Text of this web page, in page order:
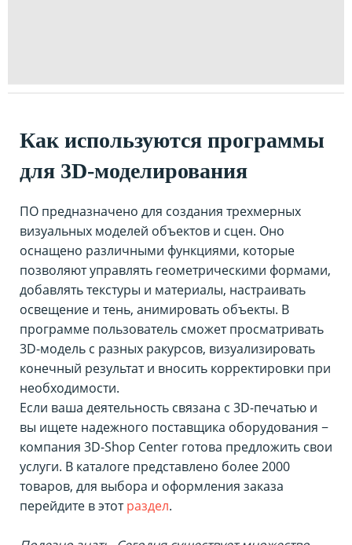
Как используются программы
для 3D-моделирования
ПО предназначено для создания трехмерных
визуальных моделей объектов и сцен. Оно
оснащено различными функциями, которые
позволяют управлять геометрическими формами,
добавлять текстуры и материалы, настраивать
освещение и тень, анимировать объекты. В
программе пользователь сможет просматривать
3D-модель с разных ракурсов, визуализировать
конечный результат и вносить корректировки при
необходимости.
Если ваша деятельность связана с 3D-печатью и
вы ищете надежного поставщика оборудования −
компания 3D-Shop Center готова предложить свои
услуги. В каталоге представлено более 2000
товаров, для выбора и оформления заказа
перейдите в этотраздел.